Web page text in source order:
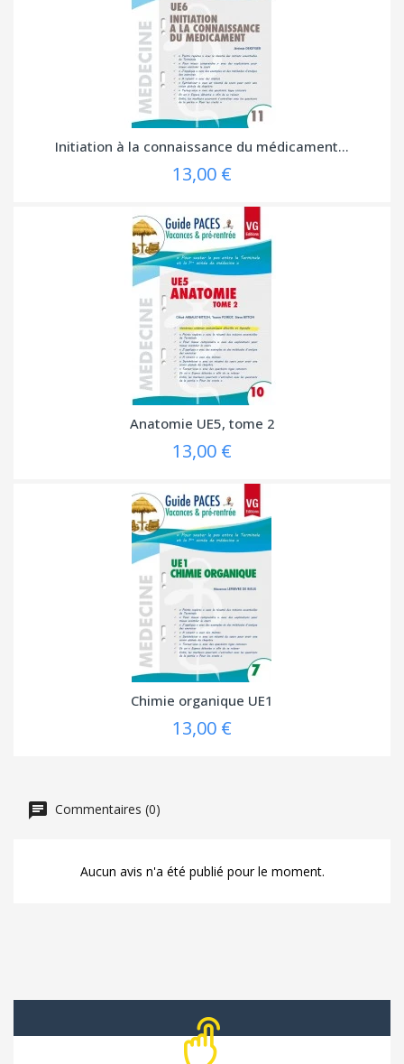
Initiation à la connaissance du médicament...
13,00 €
Anatomie UE5, tome 2
13,00 €
Chimie organique UE1
13,00 €
Commentaires (0)
Aucun avis n'a été publié pour le moment.